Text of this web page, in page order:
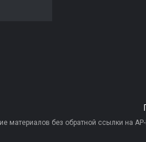
материалов без обратной ссылки на